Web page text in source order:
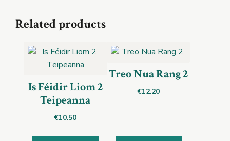
Related products
Is Féidir Liom 2
Teipeanna
€10.50
Treo Nua Rang 2
€12.20